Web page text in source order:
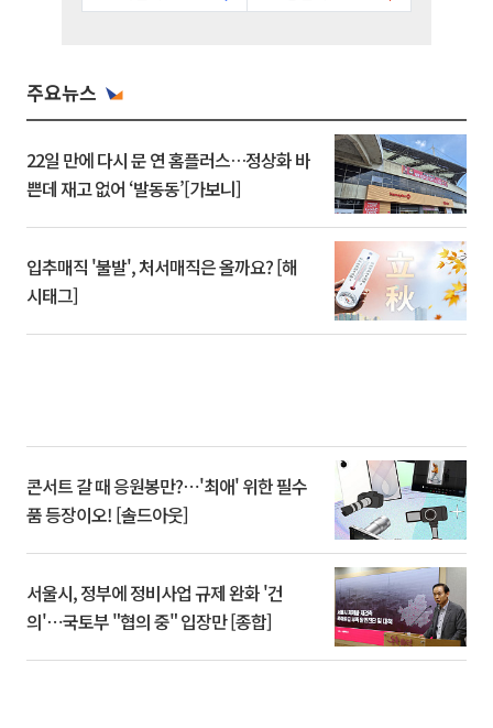
주요뉴스
22일 만에 다시 문 연 홈플러스…정상화 바
쁜데 재고 없어 ‘발동동’[가보니]
입추매직 '불발', 처서매직은 올까요? [해
시태그]
콘서트 갈 때 응원봉만?⋯'최애' 위한 필수
품 등장이오! [솔드아웃]
서울시, 정부에 정비사업 규제 완화 '건
의'⋯국토부 "협의 중" 입장만 [종합]